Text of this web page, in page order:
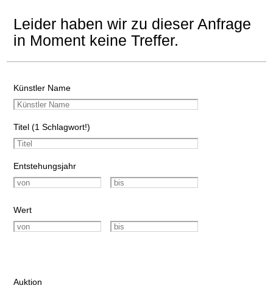
Leider haben wir zu dieser Anfrage
in Moment keine Treffer.
Künstler Name
Titel (1 Schlagwort!)
Entstehungsjahr
Wert
Auktion